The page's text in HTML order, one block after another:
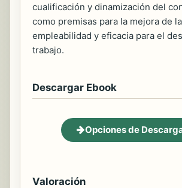
cualificación y dinamización del
como premisas para la mejora de la
empleabilidad y eficacia para el
trabajo.
Descargar Ebook
Opciones de
Valoración